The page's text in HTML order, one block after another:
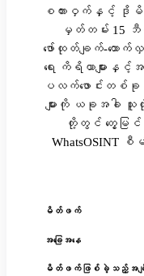
စကားဝှက်နှင့် ဒိုမိန်
မှတ်တမ်း 15 ဘီ
ဖော်ထုတ်ချက်-ထောက်လှ
ရေး ကိရိယာများ
ပလက်ဖောင်းတစ်
များကို ယခုအခါ သူ
တို့တွင် တွေ့မြင်
WhatsOSINT
မိတ်ဖက်
အခြေအနေ
မိတ်ဖက်ဖြစ်ခဲ့သည့်အခ